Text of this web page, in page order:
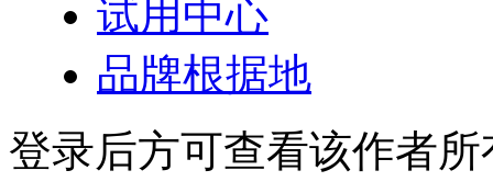
试用中心
品牌根据地
登录后方可查看该作者所